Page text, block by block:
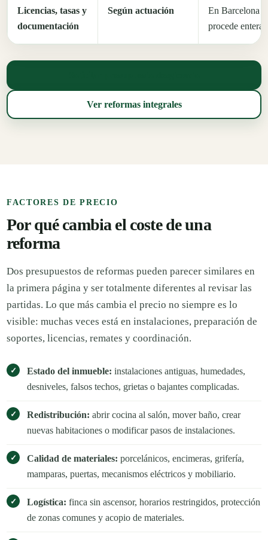
Licencias, tasas y
documentación
Según actuación
En Barcelona
procede
Ver reformas integrales
FACTORES DE PRECIO
Por qué cambia el coste de una
reforma
Dos presupuestos de reformas pueden parecer similares en
la primera página y ser totalmente diferentes al revisar las
partidas. Lo que más cambia el precio no siempre es lo
visible: muchas veces está en instalaciones, preparación de
soportes, licencias, remates y coordinación.
Estado del inmueble: instalaciones antiguas, humedades,
desniveles, falsos techos, grietas o bajantes complicadas.
Redistribución: abrir cocina al salón, mover baño, crear
nuevas habitaciones o modificar pasos de instalaciones.
Calidad de materiales: porcelánicos, encimeras, grifería,
mamparas, puertas, mecanismos eléctricos y mobiliario.
Logística: finca sin ascensor, horarios restringidos, protección
de zonas comunes y acopio de materiales.